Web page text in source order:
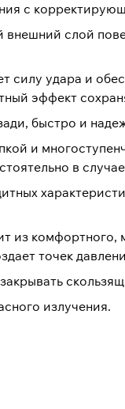
с
слой
силу удара и
эффект
быстро и
и
в
из
точек
излучения.